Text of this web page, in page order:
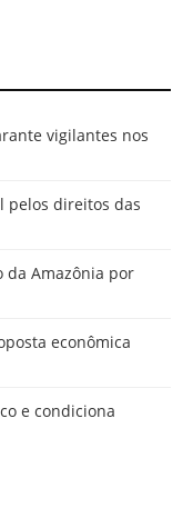
vigilantes nos
pelos direitos das
da Amazônia por
econômica
e condiciona